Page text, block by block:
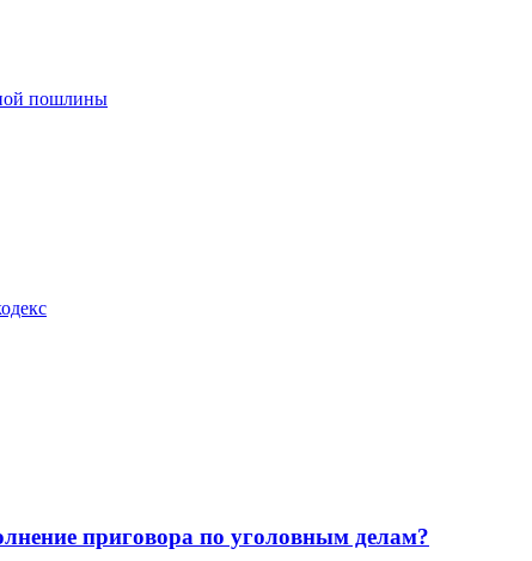
пошлины
приговора по уголовным делам?